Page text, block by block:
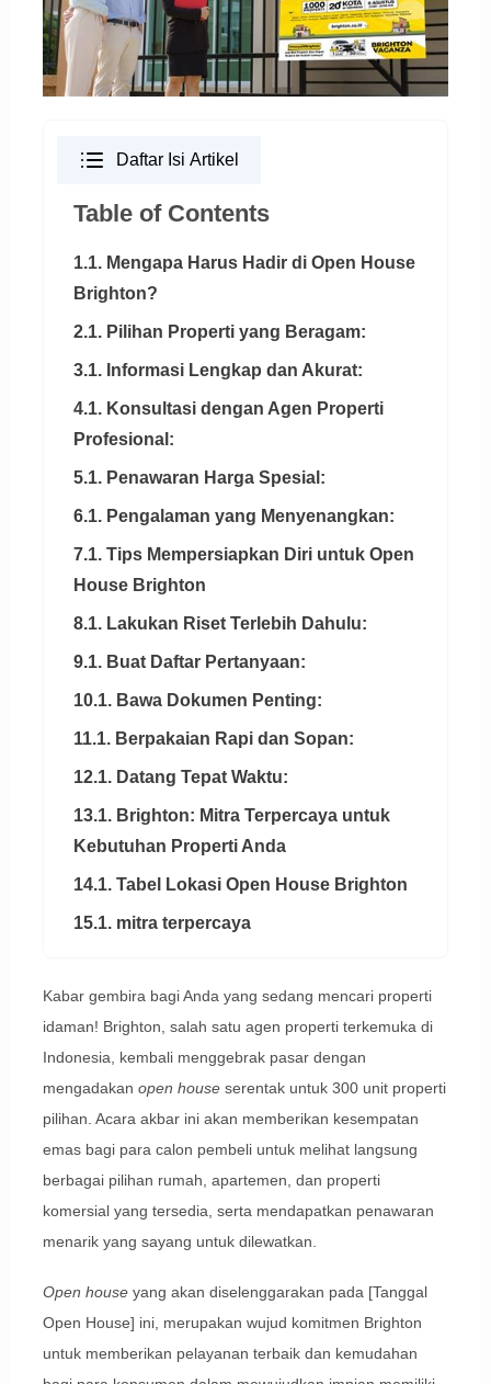
Daftar Isi Artikel
Table of Contents
1.1. Mengapa Harus Hadir di Open House
Brighton?
2.1. Pilihan Properti yang Beragam:
3.1. Informasi Lengkap dan Akurat:
4.1. Konsultasi dengan Agen Properti
Profesional:
5.1. Penawaran Harga Spesial:
6.1. Pengalaman yang Menyenangkan:
7.1. Tips Mempersiapkan Diri untuk Open
House Brighton
8.1. Lakukan Riset Terlebih Dahulu:
9.1. Buat Daftar Pertanyaan:
10.1. Bawa Dokumen Penting:
11.1. Berpakaian Rapi dan Sopan:
12.1. Datang Tepat Waktu:
13.1. Brighton: Mitra Terpercaya untuk
Kebutuhan Properti Anda
14.1. Tabel Lokasi Open House Brighton
15.1. mitra terpercaya
Kabar gembira bagi Anda yang sedang mencari properti
idaman! Brighton, salah satu agen properti terkemuka di
Indonesia, kembali menggebrak pasar dengan
mengadakan open houseserentak untuk 300 unit properti
pilihan. Acara akbar ini akan memberikan kesempatan
emas bagi para calon pembeli untuk melihat langsung
berbagai pilihan rumah, apartemen, dan properti
komersial yang tersedia, serta mendapatkan penawaran
menarik yang sayang untuk dilewatkan.
Open houseyang akan diselenggarakan pada [Tanggal
Open House] ini, merupakan wujud komitmen Brighton
untuk memberikan pelayanan terbaik dan kemudahan